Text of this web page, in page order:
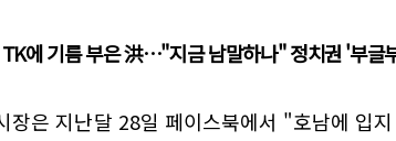
에 기름 부은 洪…"지금 남말하나" 정치권 '부글
장은 지난달 28일 페이스북에서 "호남에 입